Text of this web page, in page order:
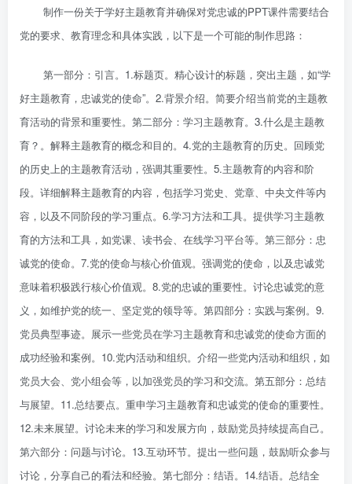
制作一份关于学好主题教育并确保对党忠诚的PPT课件需要结合
党的要求、教育理念和具体实践，以下是一个可能的制作思路：
第一部分：引言。1.标题页。精心设计的标题，突出主题，如“学
好主题教育，忠诚党的使命”。2.背景介绍。简要介绍当前党的主题教
育活动的背景和重要性。第二部分：学习主题教育。3.什么是主题教
育？。解释主题教育的概念和目的。4.党的主题教育的历史。回顾党
的历史上的主题教育活动，强调其重要性。5.主题教育的内容和阶
段。详细解释主题教育的内容，包括学习党史、党章、中央文件等内
容，以及不同阶段的学习重点。6.学习方法和工具。提供学习主题教
育的方法和工具，如党课、读书会、在线学习平台等。第三部分：忠
诚党的使命。7.党的使命与核心价值观。强调党的使命，以及忠诚党
意味着积极践行核心价值观。8.党的忠诚的重要性。讨论忠诚党的意
义，如维护党的统一、坚定党的领导等。第四部分：实践与案例。9.
党员典型事迹。展示一些党员在学习主题教育和忠诚党的使命方面的
成功经验和案例。10.党内活动和组织。介绍一些党内活动和组织，如
党员大会、党小组会等，以加强党员的学习和交流。第五部分：总结
与展望。11.总结要点。重申学习主题教育和忠诚党的使命的重要性。
12.未来展望。讨论未来的学习和发展方向，鼓励党员持续提高自己。
第六部分：问题与讨论。13.互动环节。提出一些问题，鼓励听众参与
讨论，分享自己的看法和经验。第七部分：结语。14.结语。总结全